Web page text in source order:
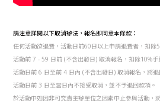
請注意詳閱以下取消辦法，報名即同意本條款：
任何活動欲退費，活動日前60日以上申請退費者，扣除
活動前 7 - 59 日前 (不含出發日) 取消報名，扣除10%手
活動日前 6 日至前 4 日內 (不含出發日) 取消報名，將退
活動日前 3 日至當日內不接受取消，並不予退回款項。
於活動中如因非可究責主辦單位之因素中止參與活動，